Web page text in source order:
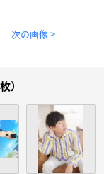
次の画像 >
）